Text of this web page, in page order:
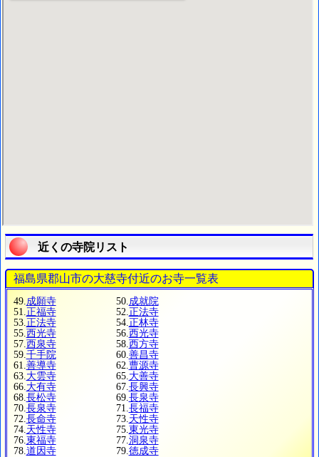
近くの寺院リスト
福島県郡山市の大慈寺付近のお寺一覧表
49. 成願寺 50. 成就院
51. 正福寺 52. 正法寺
53. 正法寺 54. 正林寺
55. 西光寺 56. 西光寺
57. 西泉寺 58. 西方寺
59. 千手院 60. 善昌寺
61. 善導寺 62. 曹源寺
63. 大雲寺 65. 大善寺
66. 大有寺 67. 長興寺
68. 長松寺 69. 長泉寺
70. 長泉寺 71. 長福寺
72. 長命寺 73. 天性寺
74. 天性寺 75. 東光寺
76. 東福寺 77. 洞泉寺
78. 道因寺 79. 徳成寺